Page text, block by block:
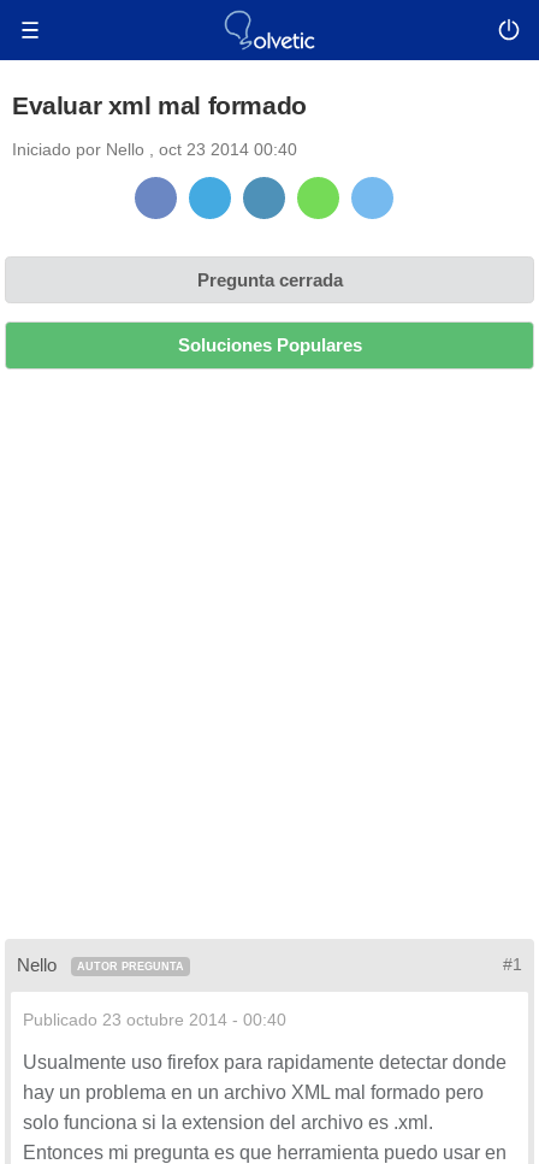
Evaluar xml mal formado
Iniciado por Nello oct 23 2014 00:40
Pregunta cerrada
Soluciones Populares
Nello AUTOR PREGUNTA #1
Publicado 23 octubre 2014 - 00:40
Usualmente uso firefox para rapidamente detectar donde
hay un problema en un archivo XML mal formado pero
solo funciona si la extension del archivo es .xml.
Entonces mi pregunta es que herramienta puedo usar en